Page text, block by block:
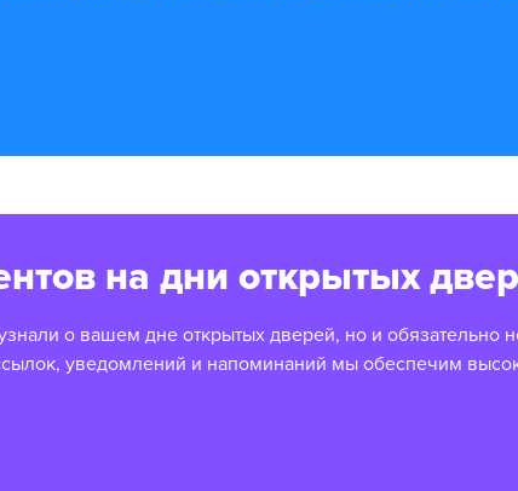
на дни открытых
о вашем дне открытых дверей, но и обязательно
уведомлений и напоминаний мы обеспечим